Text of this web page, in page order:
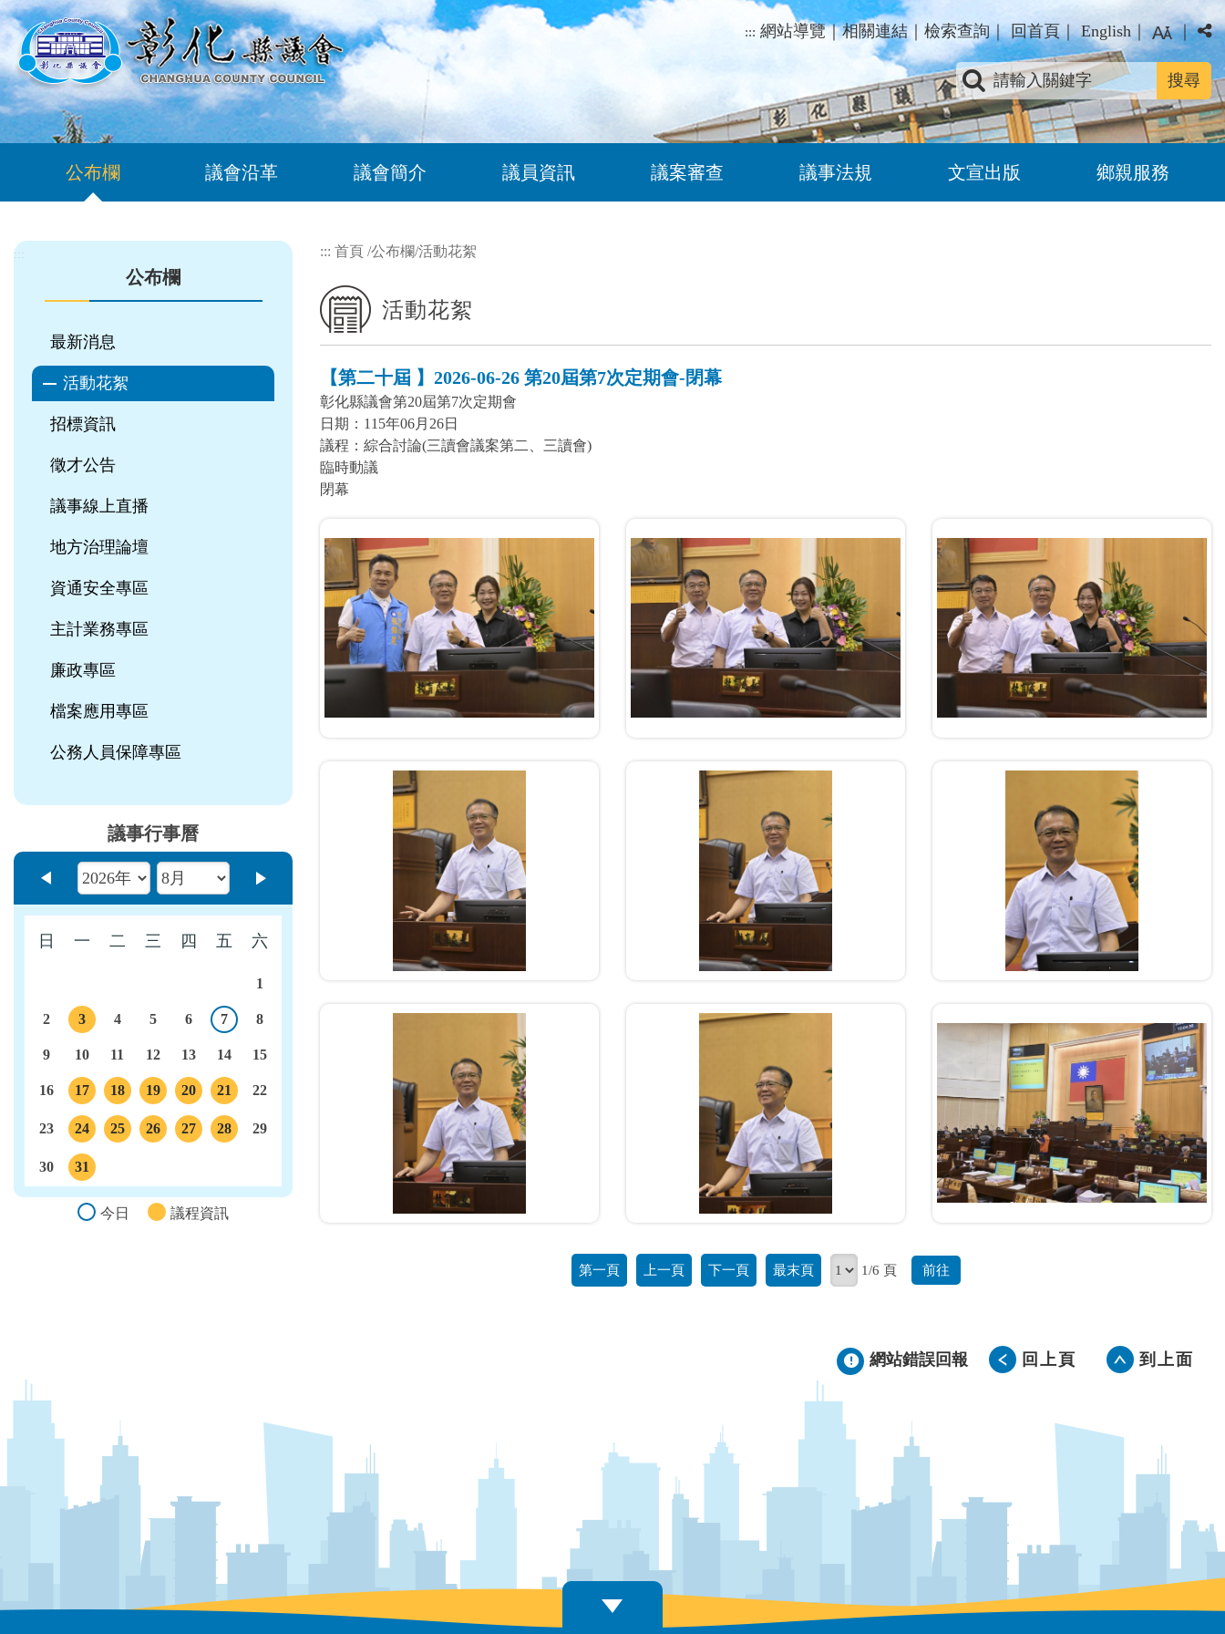
跳到主要內容區塊
::: 網站導覽｜相關連結 ｜ 檢索查詢｜回首頁｜English ｜ ｜
關鍵字查詢
公布欄 議會沿革 議會簡介 議員資訊 議案審查 議事法規 文宣出版 鄉親服務
:::
公布欄
最新消息
活動花絮
招標資訊
徵才公告
議事線上直播
地方治理論壇
資通安全專區
主計業務專區
廉政專區
檔案應用專區
公務人員保障專區
議事行事曆
上個月
日 一 二 三 四 五 六
1
2
3
4 5 6
7
8
9 10 11 12 13 14 15
16
17
議程
18
議程
19
議程
20
議程
21
議程
22
23
24
議程
25
26
27
28
29
30
31
今日
議程資訊
::: 首頁 /公布欄/活動花絮
活動花絮
【第二十屆 】2026-06-26 第20屆第7次定期會-閉幕
彰化縣議會第20屆第7次定期會
日期：115年06月26日
議程：綜合討論(三讀會議案第二、三讀會)
臨時動議
閉幕
第一頁 上一頁 下一頁 最末頁 1/6 頁 前往
網站錯誤回報 回上頁 到上面